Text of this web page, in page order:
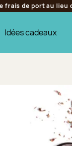
frais de port au
Idées cadeaux